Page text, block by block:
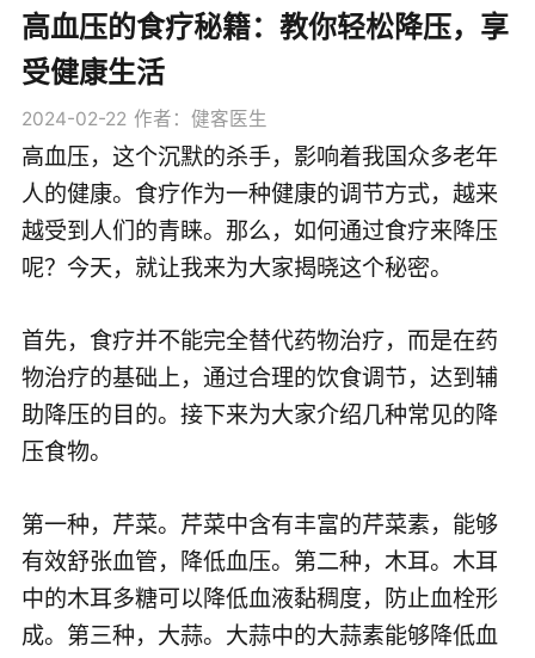
高血压的食疗秘籍：教你轻松降压，享
受健康生活
2024-02-22 作者：健客医生
高血压，这个沉默的杀手，影响着我国众多老年
人的健康。食疗作为一种健康的调节方式，越来
越受到人们的青睐。那么，如何通过食疗来降压
呢？今天，就让我来为大家揭晓这个秘密。
首先，食疗并不能完全替代药物治疗，而是在药
物治疗的基础上，通过合理的饮食调节，达到辅
助降压的目的。接下来为大家介绍几种常见的降
压食物。
第一种，芹菜。芹菜中含有丰富的芹菜素，能够
有效舒张血管，降低血压。第二种，木耳。木耳
中的木耳多糖可以降低血液黏稠度，防止血栓形
成。第三种，大蒜。大蒜中的大蒜素能够降低血